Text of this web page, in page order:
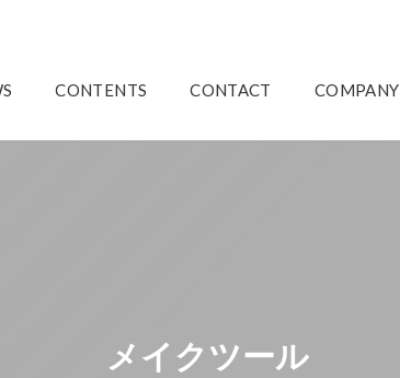
CONTENTS CONTACT COMPANY
メイクツール